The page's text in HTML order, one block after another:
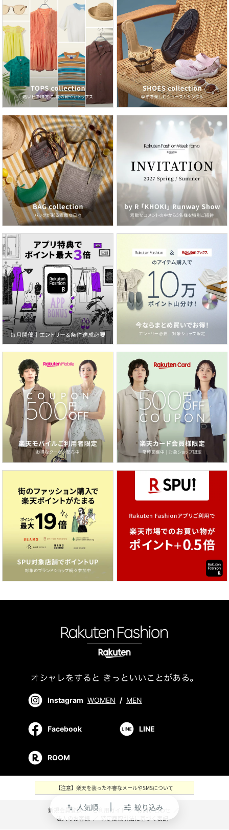
swap_vert 人気順 絞り込み
Instagram WOMEN / MEN
Facebook LINE
ROOM
【注意】楽天を装った不審なメールやSMSについて
新規会員登録 ／ ご利用ガイド ／ お問い合わせ
法人のお客様 ／ 特定商取引法に基づく表記